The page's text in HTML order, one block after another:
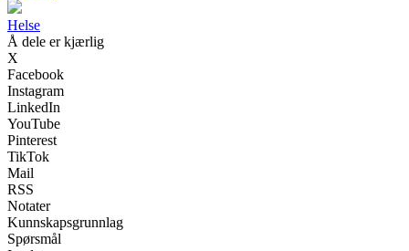
Helse
Å dele er kjærlig
X
Facebook
Instagram
LinkedIn
YouTube
Pinterest
TikTok
Mail
RSS
Notater
Kunnskapsgrunnlag
Spørsmål